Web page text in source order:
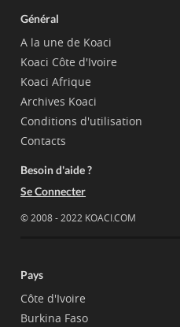
Général
A la une de Koaci
Koaci Côte d'Ivoire
Koaci Afrique
Archives Koaci
Conditions d'utilisation
Contacts
Besoin d'aide ?
Se Connecter
© 2008 - 2022 KOACI.COM
Pays
Côte d'Ivoire
Burkina Faso